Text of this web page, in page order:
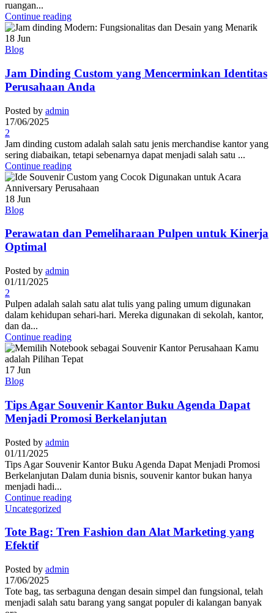
ruangan...
Continue reading
18 Jun
Blog
Jam Dinding Custom yang Mencerminkan Identitas
Perusahaan Anda
Posted by admin
17/06/2025
2
Jam dinding custom adalah salah satu jenis merchandise kantor yang
sering diabaikan, tetapi sebenarnya dapat menjadi salah satu ...
Continue reading
18 Jun
Blog
Perawatan dan Pemeliharaan Pulpen untuk Kinerja
Optimal
Posted by admin
01/11/2025
2
Pulpen adalah salah satu alat tulis yang paling umum digunakan
dalam kehidupan sehari-hari. Mereka digunakan di sekolah, kantor,
dan da...
Continue reading
17 Jun
Blog
Tips Agar Souvenir Kantor Buku Agenda Dapat
Menjadi Promosi Berkelanjutan
Posted by admin
01/11/2025
Tips Agar Souvenir Kantor Buku Agenda Dapat Menjadi Promosi
Berkelanjutan Dalam dunia bisnis, souvenir kantor bukan hanya
menjadi hadi...
Continue reading
Uncategorized
Tote Bag: Tren Fashion dan Alat Marketing yang
Efektif
Posted by admin
17/06/2025
Tote bag, tas serbaguna dengan desain simpel dan fungsional, telah
menjadi salah satu barang yang sangat populer di kalangan banyak